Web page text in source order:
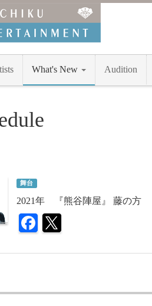
What's New Audition
舞台
2021年 『熊谷陣屋』 藤の方